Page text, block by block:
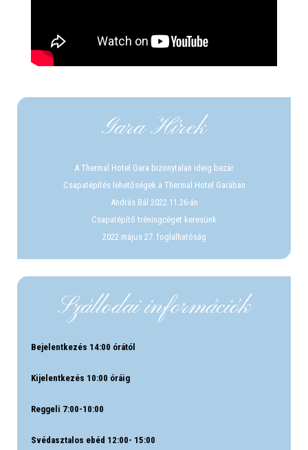
Gara Hírek
A Thermal Hotel Gara bizonytalan ideig bezár
Csapatépítés lehetőségek a Thermal Hotel Garában
András Bál 2022.11.26-án
Csapatépítő tréningcéget keresünk
2022.május 27. foglalhatóság
Szállodai információk
Bejelentkezés 14:00 órától
Kijelentkezés 10:00 óráig
Reggeli 7:00-10:00
Svédasztalos ebéd 12:00- 15:00